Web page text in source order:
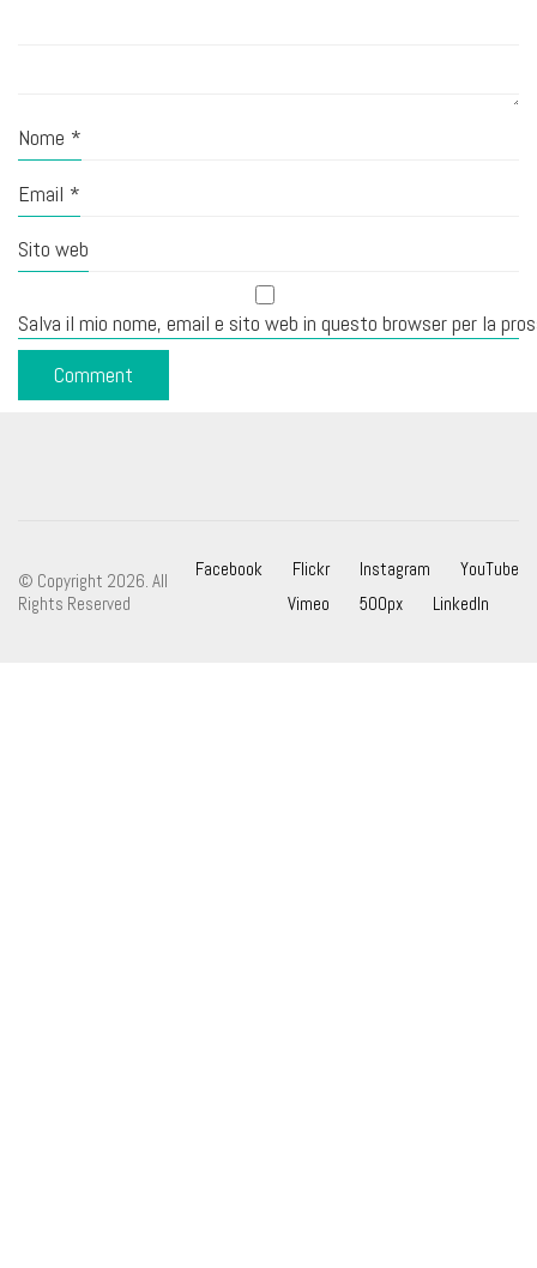
Nome *
Email *
Sito web
Salva il mio nome, email e sito web in questo browser per la
Facebook Flickr Instagram
YouTube
Vimeo
500px LinkedIn
© Copyright 2026. All
Rights Reserved